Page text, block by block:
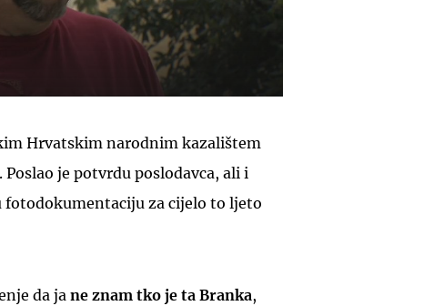
Hrvatskim narodnim kazalištem
je potvrdu poslodavca, ali i
za cijelo to ljeto
da ja ne znam tko je ta Branka,